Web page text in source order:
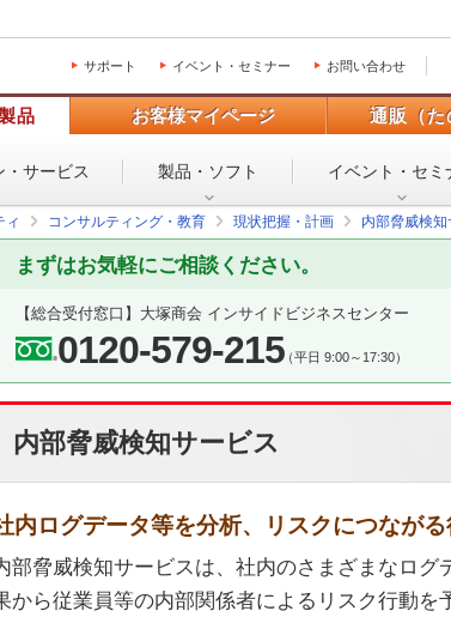
サポート イベント・セミナー お問い合わせ
品 お客様マイページ 通販（た
サービス 製品・ソフト イベント・ セミ
ィ コンサルティング・教育 現状把握・計画 内部脅威検知
まずはお気軽にご相談ください。
【総合受付窓口】 大塚商会 インサイドビジネスセンター
0120-579-215（平日 9:00～17:30）
内部脅威検知サービス
内ログデータ等を分析、リスクにつなが
部脅威検知サービスは、社内のさまざまなロ
から従業員等の内部関係者によるリスク行動